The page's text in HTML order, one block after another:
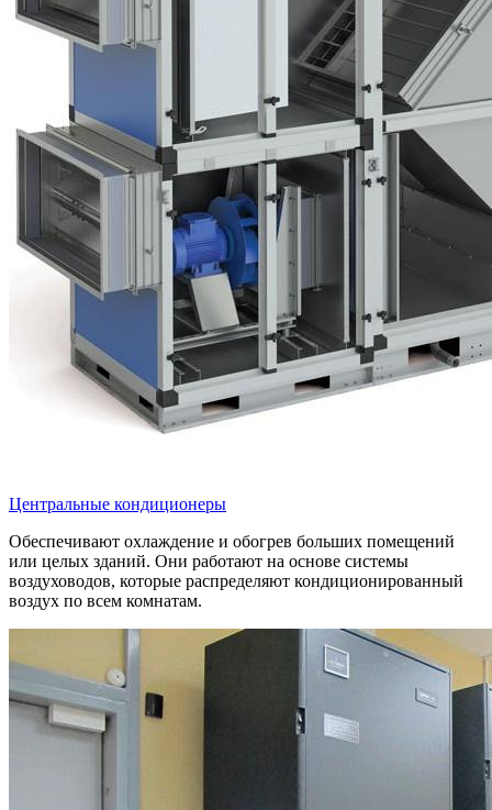
Центральные кондиционеры
Обеспечивают охлаждение и обогрев больших помещений
или целых зданий. Они работают на основе системы
воздуховодов, которые распределяют кондиционированный
воздух по всем комнатам.